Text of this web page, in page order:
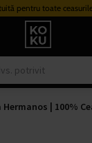
pentru toate
Parfumuri
ceasuri
originale
într-
singur
loc
Hermanos | 100%